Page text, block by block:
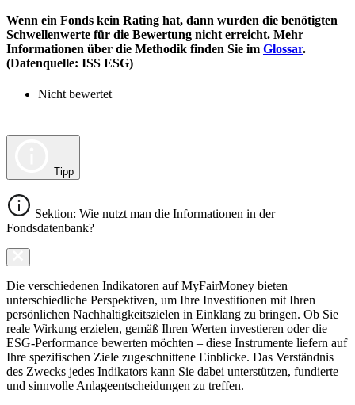
Wenn ein Fonds kein Rating hat, dann wurden die benötigten
Schwellenwerte für die Bewertung nicht erreicht. Mehr
Informationen über die Methodik finden Sie im Glossar.
(Datenquelle: ISS ESG)
Nicht bewertet
Tipp
Sektion: Wie nutzt man die Informationen in der
Fondsdatenbank?
Die verschiedenen Indikatoren auf MyFairMoney bieten
unterschiedliche Perspektiven, um Ihre Investitionen mit Ihren
persönlichen Nachhaltigkeitszielen in Einklang zu bringen. Ob Sie
reale Wirkung erzielen, gemäß Ihren Werten investieren oder die
ESG-Performance bewerten möchten – diese Instrumente liefern auf
Ihre spezifischen Ziele zugeschnittene Einblicke. Das Verständnis
des Zwecks jedes Indikators kann Sie dabei unterstützen, fundierte
und sinnvolle Anlageentscheidungen zu treffen.